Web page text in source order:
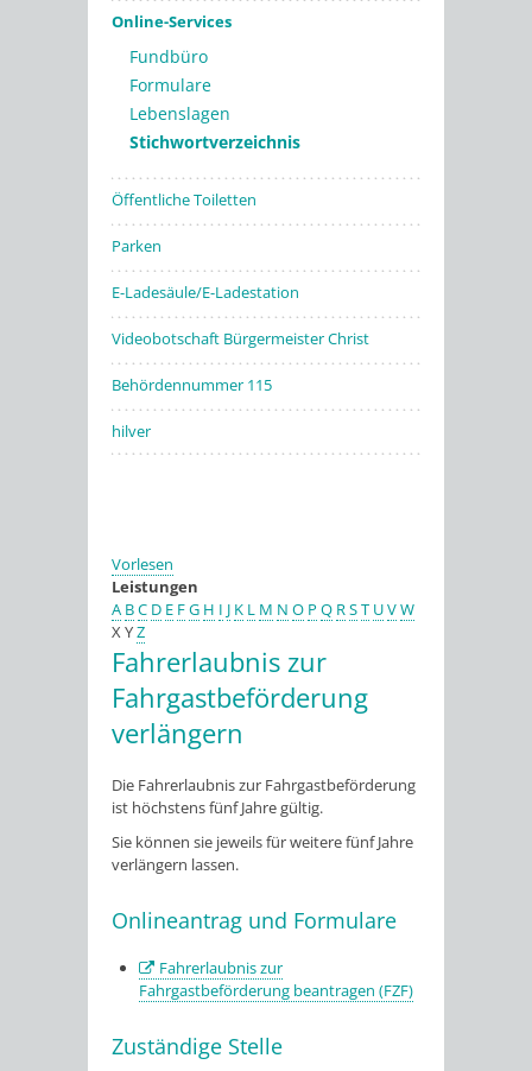
Online-Services
Fundbüro
Formulare
Lebenslagen
Stichwortverzeichnis
Öffentliche Toiletten
Parken
E-Ladesäule/E-Ladestation
Videobotschaft Bürgermeister Christ
Behördennummer 115
hilver
Vorlesen
Leistungen
A BC D E FG H I J K L M N O P Q RST UVW
XYZ
Fahrerlaubnis zur
Fahrgastbeförderung
verlängern
Die Fahrerlaubnis zur Fahrgastbeförderung
ist höchstens fünf Jahre gültig.
Sie können sie jeweils für weitere fünf Jahre
verlängern lassen.
Onlineantrag und Formulare
Fahrerlaubnis zur
Fahrgastbeförderung beantragen (FZF)
Zuständige Stelle